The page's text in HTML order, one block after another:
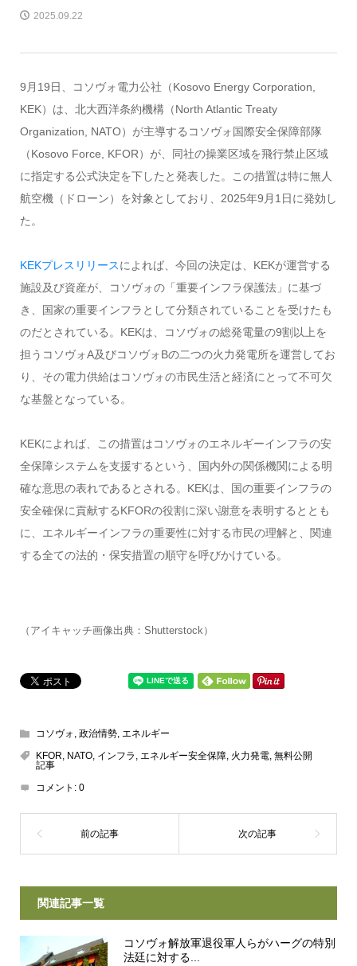
2025.09.22
9月19日、コソヴォ電力公社（Kosovo Energy Corporation,
KEK）は、北大西洋条約機構（North Atlantic Treaty
Organization, NATO）が主導するコソヴォ国際安全保障部隊
（Kosovo Force, KFOR）が、同社の操業区域を飛行禁止区域
に指定する公式決定を下したと発表した。この措置は特に無人
航空機（ドローン）を対象としており、2025年9月1日に発効し
た。
KEKプレスリリースによれば、今回の決定は、KEKが運営する
施設及び資産が、コソヴォの「重要インフラ保護法」に基づ
き、国家の重要インフラとして分類されていることを受けたも
のだとされている。KEKは、コソヴォの総発電量の9割以上を
担うコソヴォA及びコソヴォBの二つの火力発電所を運営してお
り、その電力供給はコソヴォの市民生活と経済にとって不可欠
な基盤となっている。
KEKによれば、この措置はコソヴォのエネルギーインフラの安
全保障システムを支援するという、国内外の関係機関による明
確な意思の表れであるとされる。KEKは、国の重要インフラの
安全確保に貢献するKFORの役割に深い謝意を表明するととも
に、エネルギーインフラの重要性に対する市民の理解と、関連
する全ての法的・保安措置の順守を呼びかけている。
（アイキャッチ画像出典：Shutterstock）
コソヴォ 政治情勢, エネルギー
KFOR NATO, インフラ エネルギー安全保障, 火力発電, 無料公開
記事
コメント: 0
関連記事一覧
コソヴォ解放軍退役軍人らがハーグの特別
法廷に対する...